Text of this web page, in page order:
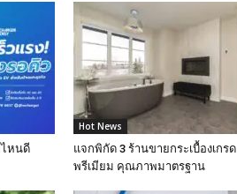
ไหนดี
Hot News
แจกพิกัด 3 ร้านขายกระเบื้องเกรด
พรีเมียม คุณภาพมาตรฐาน